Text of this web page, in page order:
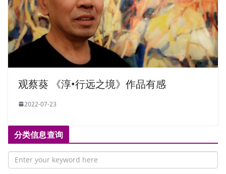
观蔡葵 《淳•行远之境》作品有感
2022-07-23
分类信息查询